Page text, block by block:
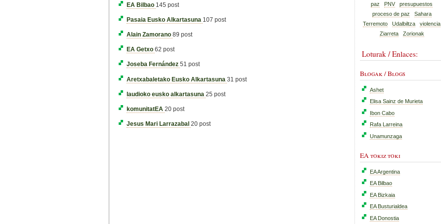
EA Bilbao 145 post
Pasaia Eusko Alkartasuna 107 post
Alain Zamorano 89 post
EA Getxo 62 post
Joseba Fernández 51 post
Aretxabaletako Eusko Alkartasuna 31 post
laudioko eusko alkartasuna 25 post
komunitatEA 20 post
Jesus Mari Larrazabal 20 post
paz PNV
presupuestos
proceso de paz
Sahara
Terremoto
Udalbiltza
violencia
Ziarreta
Zorionak
Loturak / Enlaces:
Blogak / Blogs
Ashet
Elisa Sainz de Murieta
Ibon Cabo
Rafa Larreina
Unamunzaga
EA tokiz toki
EA Argentina
EA Bilbao
EA Bizkaia
EA Busturialdea
EA Donostia